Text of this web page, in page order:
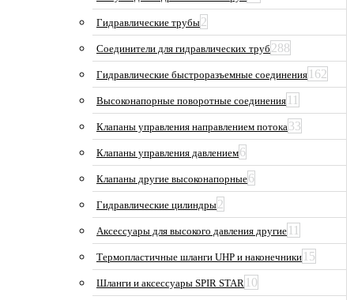
Гидравлические трубы2
Соединители для гидравлических труб 288
Гидравлические быстроразъемные соединения 162
Высоконапорные поворотные соединения 11
Клапаны управления направлением потока 33
Клапаны управления давлением6
Клапаны другие высоконапорные6
Гидравлические цилиндры2
Аксессуары для высокого давления другие 11
Термопластичные шланги UHP и наконечники 15
Шланги и аксессуары SPIR STAR 10